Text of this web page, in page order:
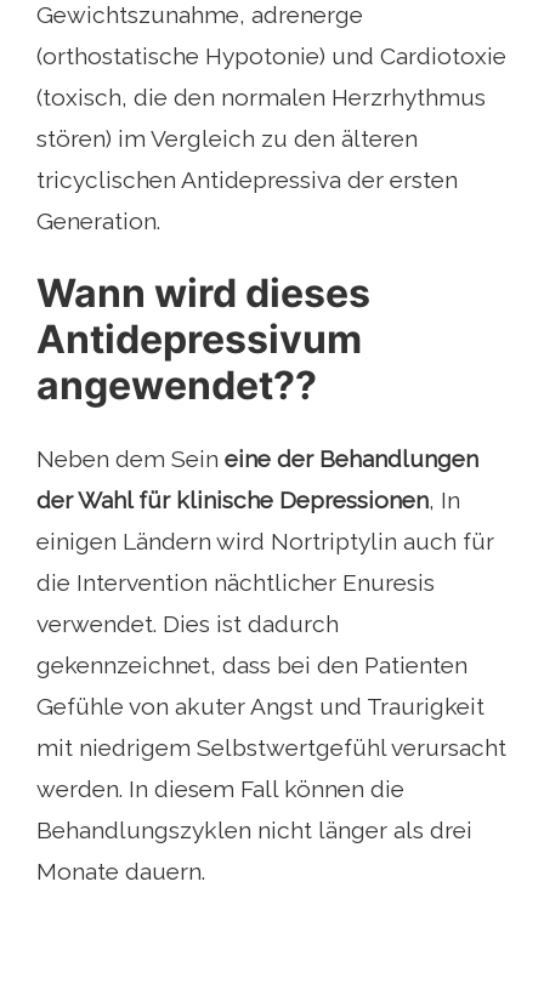
Gewichtszunahme, adrenerge
(orthostatische Hypotonie) und Cardiotoxie
(toxisch, die den normalen Herzrhythmus
stören) im Vergleich zu den älteren
tricyclischen Antidepressiva der ersten
Generation.
Wann wird dieses
Antidepressivum
angewendet??
Neben dem Sein eine der Behandlungen
der Wahl für klinische Depressionen, In
einigen Ländern wird Nortriptylin auch für
die Intervention nächtlicher Enuresis
verwendet. Dies ist dadurch
gekennzeichnet, dass bei den Patienten
Gefühle von akuter Angst und Traurigkeit
mit niedrigem Selbstwertgefühl verursacht
werden. In diesem Fall können die
Behandlungszyklen nicht länger als drei
Monate dauern.